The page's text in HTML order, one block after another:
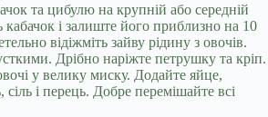
та цибулю на крупній або середній
кабачок і залиште його приблизно на 10
відіжміть зайву рідину з овочів.
Дрібно наріжте петрушку та кріп.
у велику миску. Додайте яйце,
і перець. Добре перемішайте всі